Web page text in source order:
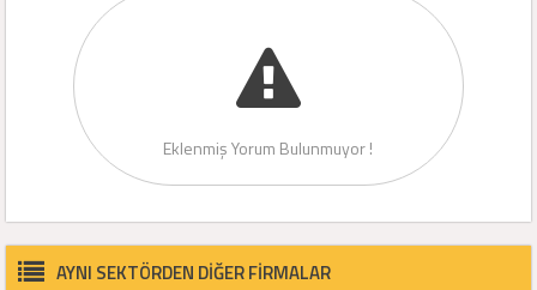
Eklenmiş Yorum Bulunmuyor !
AYNI SEKTÖRDEN DİĞER FİRMALAR